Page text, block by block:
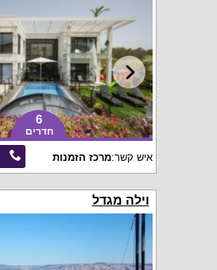
6
חדרים
איש קשר:מרכז הזמנות
וילה מגדל